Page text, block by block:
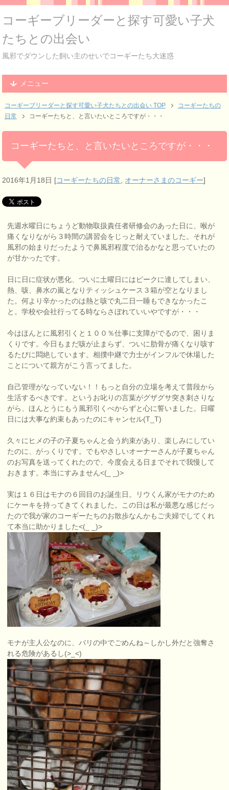
コーギーブリーダーと探す可愛い子犬
たちとの出会い
風邪でダウンした飼い主のせいでコーギーたち大迷惑
メニュー
コーギーブリーダーと探す可愛い子犬たちとの出会い TOP
コーギーたちの
日常
コーギーたちと、と言いたいところですが・・・
コーギーたちと、と言いたいところですが・・・
2016年1月18日 [コーギーたちの日常, オーナーさまのコーギー]
先週水曜日にちょうど動物取扱責任者研修会のあった日に、喉が
痛くなりながら３時間の講習会をじっと耐えていました。それが
風邪の始まりだったようで鼻風邪程度で治るかなと思っていたの
が甘かったです。
日に日に症状が悪化、ついに土曜日にはピークに達してしまい、
熱、咳、鼻水の嵐となりティッシュケース３箱が空となりまし
た。何より辛かったのは熱と咳で丸二日一睡もできなかったこ
と。学校や会社行ってる時ならさぼれていいやですが・・・
今はほんとに風邪引くと１００％仕事に支障がでるので、困りま
くりです。今日もまだ咳が止まらず、ついに肋骨が痛くなり咳す
るたびに悶絶しています。相撲中継で力士がインフルで休場した
ことについて親方がこう言ってました。
自己管理がなっていない！！もっと自分の立場を考えて普段から
生活するべきです。というお叱りの言葉がグザグサ突き刺さりな
がら、ほんとうにもう風邪引くべからずと心に誓いました。日曜
日には大事な約束もあったのにキャンセル(T_T)
久々にヒメの子の子夏ちゃんと会う約束があり、楽しみにしてい
たのに、がっくりです。でもやさしいオーナーさんが子夏ちゃん
のお写真を送ってくれたので、今度会える日までそれで我慢して
おきます。本当にすみません<(_ _)>
実は１６日はモナの６回目のお誕生日。リウくん家がモナのため
にケーキを持ってきてくれました。この日は私が最悪な感じだっ
たので我が家のコーギーたちのお散歩なんかもご夫婦でしてくれ
て本当に助かりました<(_ _)>
モナが主人公なのに、バリの中でごめんね～しかし外だと強奪さ
れる危険があるし(>_<)